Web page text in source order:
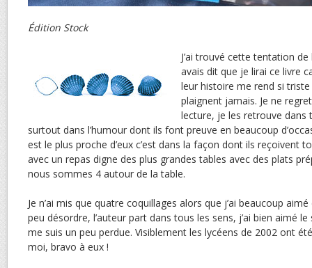
Édition Stock
J’ai trouvé cette tentation
avais dit que je lirai ce livre
leur histoire me rend si
plaignent jamais. Je ne
lecture, je les retrouve dans
surtout dans l’humour dont ils font preuve en beaucoup
est le plus proche d’eux c’est dans la façon dont ils reçoivent
avec un repas digne des plus grandes tables avec des plats
nous sommes 4 autour de la table.
Je n’ai mis que quatre coquillages alors que j’ai beaucoup
peu désordre, l’auteur part dans tous les sens, j’ai bien aimé
me suis un peu perdue. Visiblement les lycéens de 2002 ont
moi, bravo à eux !